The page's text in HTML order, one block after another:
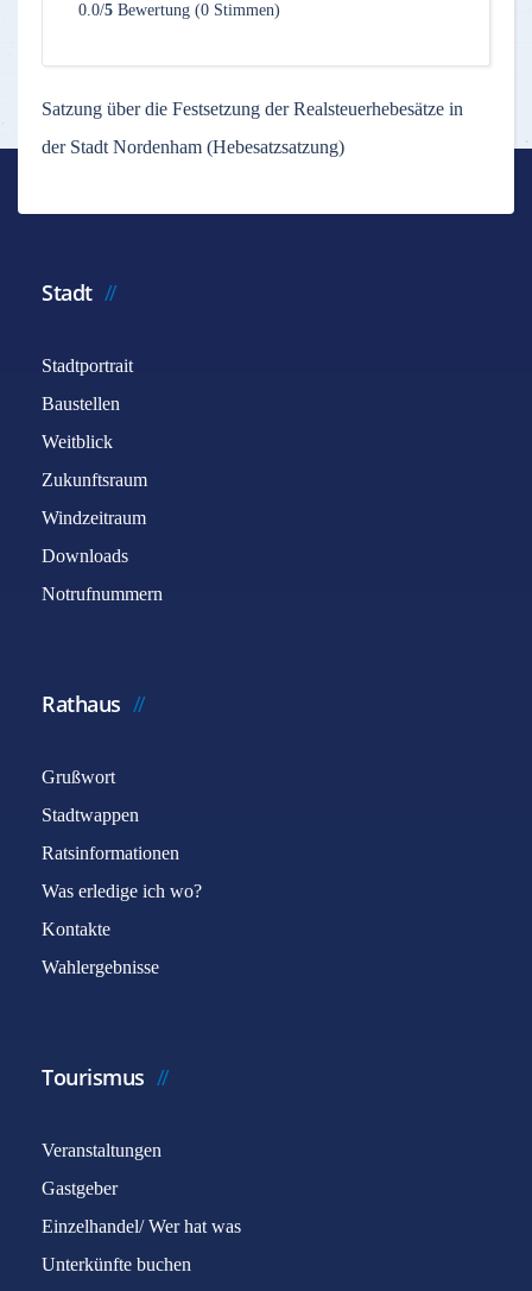
0.0/5 Bewertung (0 Stimmen)
Satzung über die Festsetzung der Realsteuerhebesätze in
der Stadt Nordenham (Hebesatzsatzung)
Stadt
Stadtportrait
Baustellen
Weitblick
Zukunftsraum
Windzeitraum
Downloads
Notrufnummern
Rathaus
Grußwort
Stadtwappen
Ratsinformationen
Was erledige ich wo?
Kontakte
Wahlergebnisse
Tourismus
Veranstaltungen
Gastgeber
Einzelhandel/ Wer hat was
Unterkünfte buchen